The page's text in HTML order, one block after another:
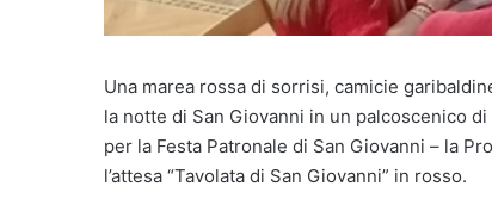
Una marea rossa di sorrisi, camicie
la notte di San Giovanni in un palcoscenico
per la Festa Patronale di San Giovanni – la
l’attesa “Tavolata di San Giovanni” in rosso.